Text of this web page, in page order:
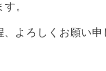
。
、よろしくお願い